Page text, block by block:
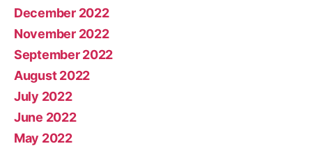
December 2022
November 2022
September 2022
August 2022
July 2022
June 2022
May 2022